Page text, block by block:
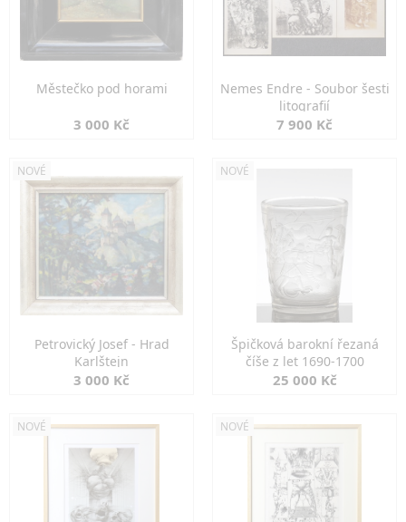
Městečko pod horami
3 000 Kč
Nemes Endre - Soubor šesti
litografií
7 900 Kč
NOVÉ
Petrovický Josef - Hrad
Karlštejn
3 000 Kč
NOVÉ
Špičková barokní řezaná
číše z let 1690-1700
25 000 Kč
NOVÉ NOVÉ